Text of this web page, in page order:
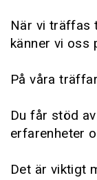
När vi träffas
känner vi oss
På våra
Du får stöd
erfarenheter
Det är viktigt